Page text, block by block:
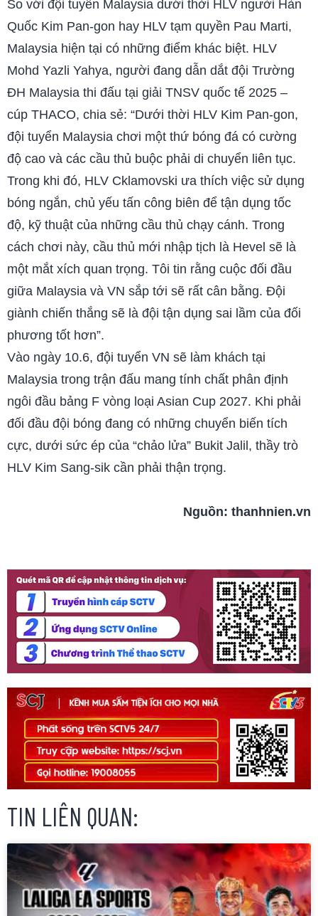
So với đội tuyển Malaysia dưới thời HLV người Hàn
Quốc Kim Pan-gon hay HLV tạm quyền Pau Marti,
Malaysia hiện tại có những điểm khác biệt. HLV
Mohd Yazli Yahya, người đang dẫn dắt đội Trường
ĐH Malaysia thi đấu tại giải TNSV quốc tế 2025 –
cúp THACO, chia sẻ: “Dưới thời HLV Kim Pan-gon,
đội tuyển Malaysia chơi một thứ bóng đá có cường
độ cao và các cầu thủ buộc phải di chuyển liên tục.
Trong khi đó, HLV Cklamovski ưa thích việc sử dụng
bóng ngắn, chủ yếu tấn công biên để tận dụng tốc
độ, kỹ thuật của những cầu thủ chạy cánh. Trong
cách chơi này, cầu thủ mới nhập tịch là Hevel sẽ là
một mắt xích quan trọng. Tôi tin rằng cuộc đối đầu
giữa Malaysia và VN sắp tới sẽ rất cân bằng. Đội
giành chiến thắng sẽ là đội tận dụng sai lầm của đối
phương tốt hơn”.
Vào ngày 10.6, đội tuyển VN sẽ làm khách tại
Malaysia trong trận đấu mang tính chất phân định
ngôi đầu bảng F vòng loại Asian Cup 2027. Khi phải
đối đầu đội bóng đang có những chuyển biến tích
cực, dưới sức ép của “chảo lửa” Bukit Jalil, thầy trò
HLV Kim Sang-sik cần phải thận trọng.
Nguồn: thanhnien.vn
TIN LIÊN QUAN: